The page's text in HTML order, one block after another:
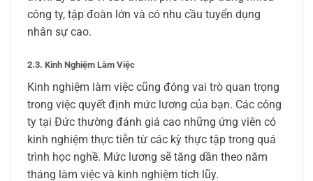
công ty, tập đoàn lớn và có nhu cầu tuyển dụng
nhân sự cao.
2.3. Kinh Nghiệm Làm Việc
Kinh nghiệm làm việc cũng đóng vai trò quan trọng
trong việc quyết định mức lương của bạn. Các công
ty tại Đức thường đánh giá cao những ứng viên có
kinh nghiệm thực tiễn từ các kỳ thực tập trong quá
trình học nghề. Mức lương sẽ tăng dần theo năm
tháng làm việc và kinh nghiệm tích lũy.